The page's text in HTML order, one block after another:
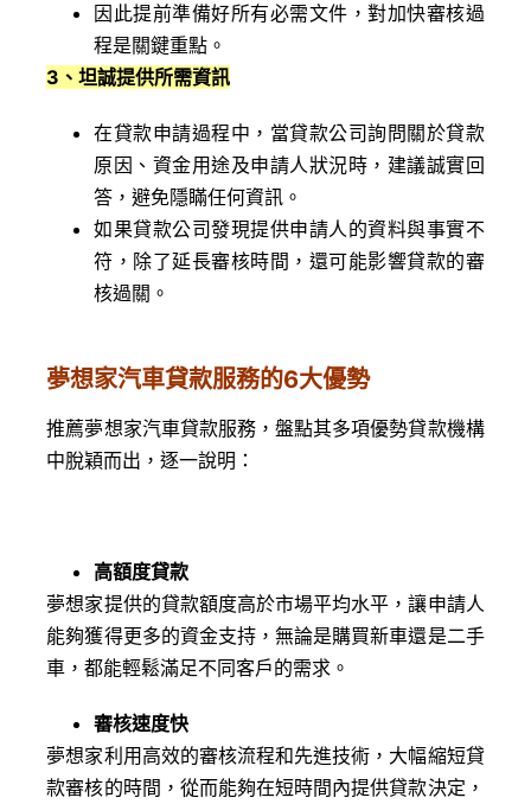
因此提前準備好所有必需文件，對加快審核過
程是關鍵重點。
3 、坦誠提供所需資訊
在貸款申請過程中，當貸款公司詢問關於貸款
原因、資金用途及申請人狀況時，建議誠實回
答，避免隱瞞任何資訊。
如果貸款公司發現提供申請人的資料與事實不
符，除了延長審核時間，還可能影響貸款的審
核過關。
夢想家汽車貸款服務的6大優勢
推薦夢想家汽車貸款服務，盤點其多項優勢貸款機構
中脫穎而出，逐一說明：
高額度貸款
夢想家提供的貸款額度高於市場平均水平，讓申請人
能夠獲得更多的資金支持，無論是購買新車還是二手
車，都能輕鬆滿足不同客戶的需求。
審核速度快
夢想家利用高效的審核流程和先進技術，大幅縮短貸
款審核的時間，從而能夠在短時間內提供貸款決定，